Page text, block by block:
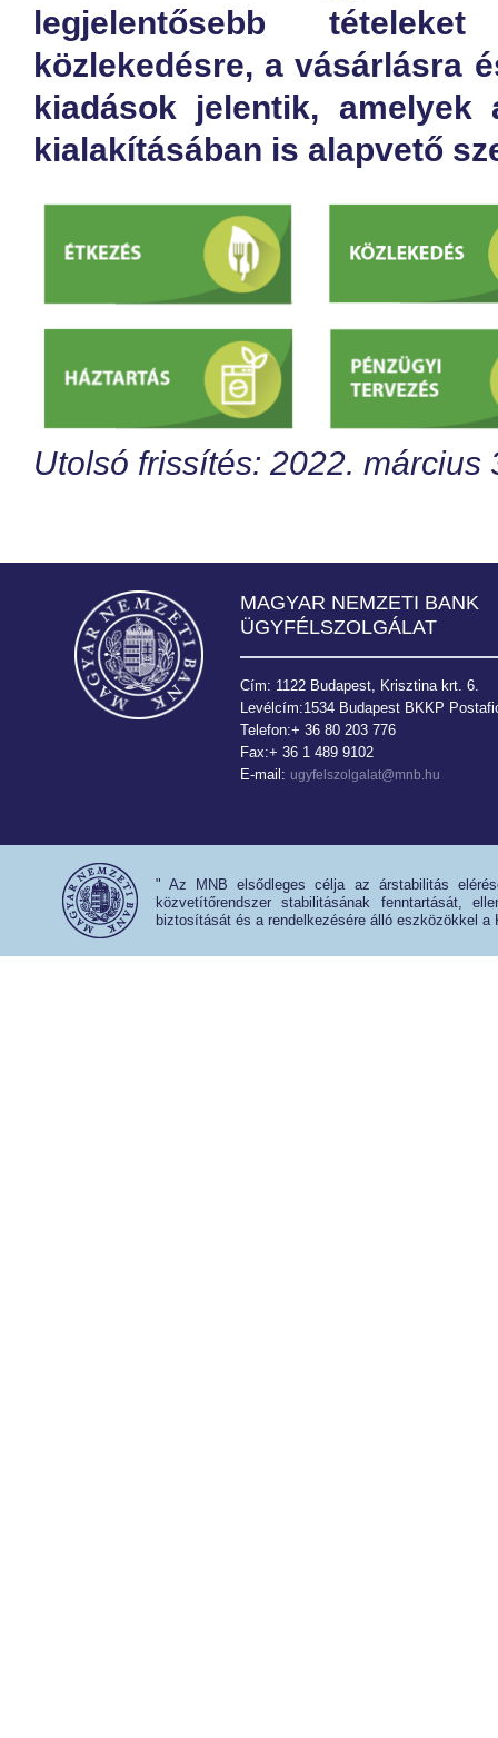
legjelentősebb
közlekedésre, a vásárlásra
kiadások jelentik, amelyek
kialakításában is alapvető
Utolsó frissítés: 2022. március
MAGYAR NEMZETI BANK
ÜGYFÉLSZOLGÁLAT
Cím: 1122 Budapest, Krisztina krt. 6.
Levélcím:1534 Budapest BKKP
Telefon:+ 36 80 203 776
Fax:+ 36 1 489 9102
E-mail: ugyfelszolgalat@mnb.hu
" Az MNB elsődleges célja az árstabilitás
közvetítőrendszer stabilitásának fenntartását,
biztosítását és a rendelkezésére álló eszközökkel a